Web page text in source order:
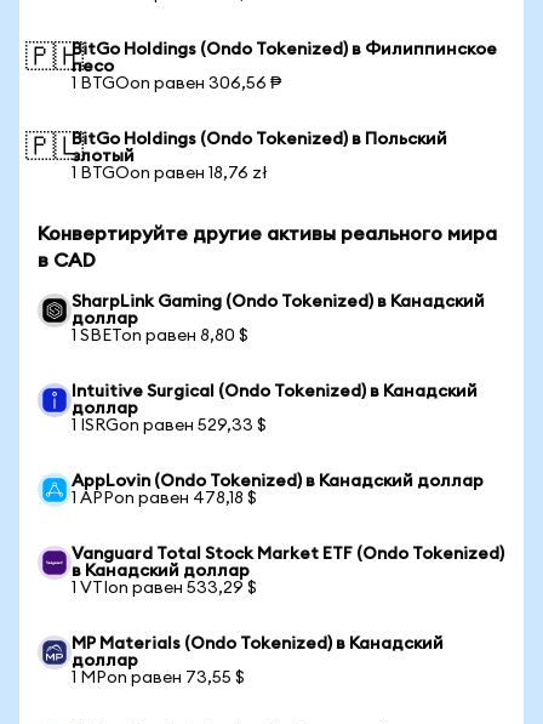
🇵🇭BitGo Holdings (Ondo Tokenized) в Филиппинское
песо
1 BTGOon равен 306,56 ₱
🇵🇱BitGo Holdings (Ondo Tokenized) в Польский
злотый
1 BTGOon равен 18,76 zł
Конвертируйте другие активы реального мира
в CAD
SharpLink Gaming (Ondo Tokenized) в Канадский
доллар
1 SBETon равен 8,80 $
Intuitive Surgical (Ondo Tokenized) в Канадский
доллар
1 ISRGon равен 529,33 $
AppLovin (Ondo Tokenized) в Канадский доллар
1 APPon равен 478,18 $
Vanguard Total Stock Market ETF (Ondo Tokenized)
в Канадский доллар
1 VTIon равен 533,29 $
MP Materials (Ondo Tokenized) в Канадский
доллар
1 MPon равен 73,55 $